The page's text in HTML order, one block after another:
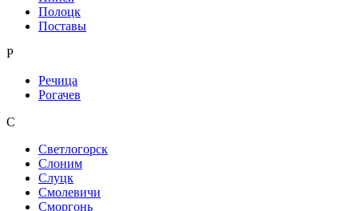
Полоцк
Поставы
Р
Речица
Рогачев
С
Светлогорск
Слоним
Слуцк
Смолевичи
Сморгонь